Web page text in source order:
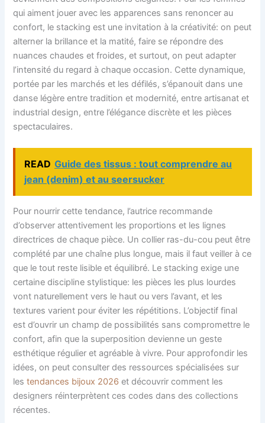
qui aiment jouer avec les apparences sans renoncer au
confort, le stacking est une invitation à la créativité: on peut
alterner la brillance et la matité, faire se répondre des
nuances chaudes et froides, et surtout, on peut adapter
l’intensité du regard à chaque occasion. Cette dynamique,
portée par les marchés et les défilés, s’épanouit dans une
danse légère entre tradition et modernité, entre artisanat et
industrial design, entre l’élégance discrète et les pièces
spectaculaires.
READ Guide des tissus : tout comprendre au
jean (denim) et au seersucker
Pour nourrir cette tendance, l’autrice recommande
d’observer attentivement les proportions et les lignes
directrices de chaque pièce. Un collier ras-du-cou peut être
complété par une chaîne plus longue, mais il faut veiller à ce
que le tout reste lisible et équilibré. Le stacking exige une
certaine discipline stylistique: les pièces les plus lourdes
vont naturellement vers le haut ou vers l’avant, et les
textures varient pour éviter les répétitions. L’objectif final
est d’ouvrir un champ de possibilités sans compromettre le
confort, afin que la superposition devienne un geste
esthétique régulier et agréable à vivre. Pour approfondir les
idées, on peut consulter des ressources spécialisées sur
lestendances bijoux 2026 et découvrir comment les
designers réinterprètent ces codes dans des collections
récentes.